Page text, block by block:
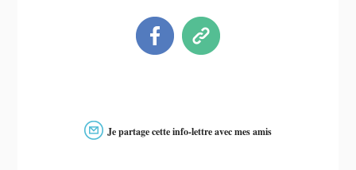
Je partage cette info-lettre avec mes amis